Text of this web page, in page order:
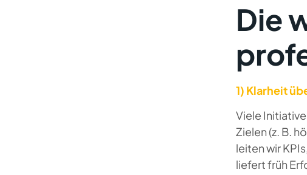
Die
1) Klarheit
Viele
Zielen (z. B.
leiten wir
liefert früh